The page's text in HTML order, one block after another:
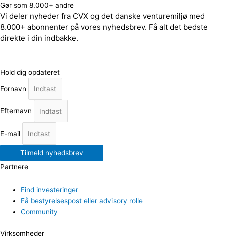
Gør som 8.000+ andre
Vi deler nyheder fra CVX og det danske venturemiljø med
8.000+ abonnenter på vores nyhedsbrev. Få alt det bedste
direkte i din indbakke.
Hold dig opdateret
Fornavn
Efternavn
E-mail
Tilmeld nyhedsbrev
Partnere
Find investeringer
Få bestyrelsespost eller advisory rolle
Community
Virksomheder